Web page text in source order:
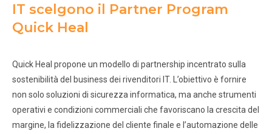
IT scelgono il Partner Program
Quick Heal
Quick Heal propone un modello di partnership incentrato sulla
sostenibilità del business dei rivenditori IT. L’obiettivo è fornire
non solo soluzioni di sicurezza informatica, ma anche strumenti
operativi e condizioni commerciali che favoriscano la crescita del
margine, la fidelizzazione del cliente finale e l’automazione delle